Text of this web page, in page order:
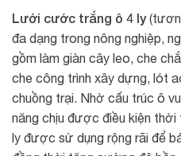
Lưới cước trắng ô 4 ly
đa dạng trong nông nghiệp,
gồm làm giàn cây leo, che
che công trình xây dựng, lót
chuồng trại. Nhờ cấu trúc ô
năng chịu được điều kiện
ly được sử dụng rộng rãi để